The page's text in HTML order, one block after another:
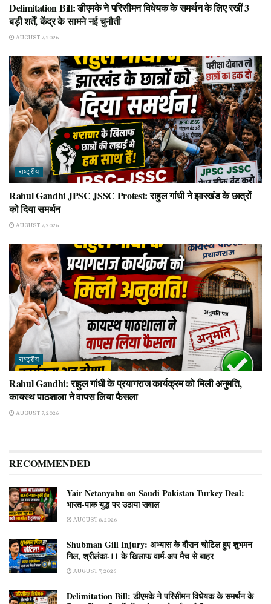
Delimitation Bill: डीएमके ने परिसीमन विधेयक के समर्थन के लिए रखीं 3
बड़ी शर्तें, केंद्र के सामने नई चुनौती
AUGUST 7, 2026
राष्ट्रीय
Rahul Gandhi JPSC JSSC Protest: राहुल गांधी ने झारखंड के छात्रों
को दिया समर्थन
AUGUST 7, 2026
राष्ट्रीय
Rahul Gandhi: राहुल गांधी के प्रयागराज कार्यक्रम को मिली अनुमति,
कायस्थ पाठशाला ने वापस लिया फैसला
AUGUST 7, 2026
RECOMMENDED
Yair Netanyahu on Saudi Pakistan Turkey Deal:
भारत-पाक युद्ध पर उठाया सवाल
AUGUST 8, 2026
Shubman Gill Injury: अभ्यास के दौरान चोटिल हुए शुभमन
गिल, श्रीलंका-11 के खिलाफ वार्म-अप मैच से बाहर
AUGUST 7, 2026
Delimitation Bill: डीएमके ने परिसीमन विधेयक के समर्थन के